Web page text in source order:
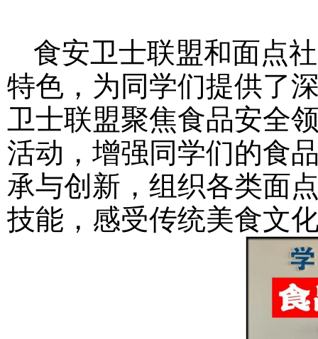
食安卫士联盟和面点
特色，为同学们提供了
卫士联盟聚焦食品安全
活动，增强同学们的食
承与创新，组织各类面
技能，感受传统美食文